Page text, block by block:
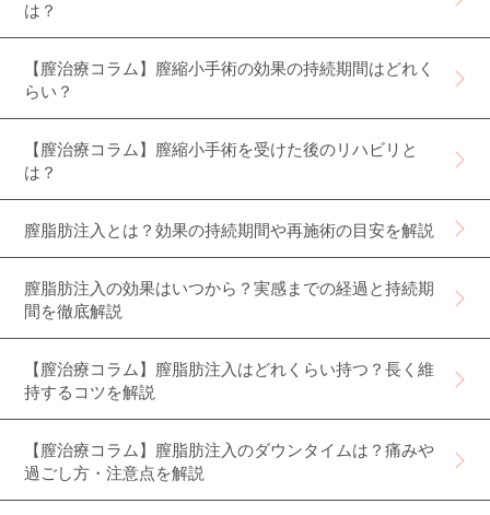
は？
【膣治療コラム】膣縮小手術の効果の持続期間はどれく
らい？
【膣治療コラム】膣縮小手術を受けた後のリハビリと
は？
膣脂肪注入とは？効果の持続期間や再施術の目安を解説
膣脂肪注入の効果はいつから？実感までの経過と持続期
間を徹底解説
【膣治療コラム】膣脂肪注入はどれくらい持つ？長く維
持するコツを解説
【膣治療コラム】膣脂肪注入のダウンタイムは？痛みや
過ごし方・注意点を解説